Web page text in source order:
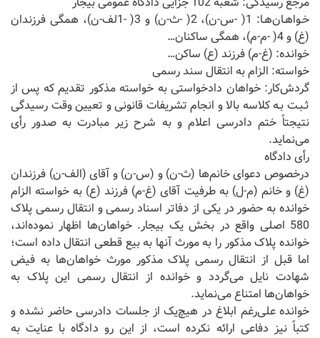
خـواهـان‌هـا: 1( -س-ن)، 2( -ث-ن) و 3( -1لف-ن)، همگی فرزندان
(غ) و 4( -م-م)، همگی ساکنان…
خوانده: (غ-م) فرزند (ع) ساکن…
خواسته: الزام به انتقال سند رسمی
گردش‌کار: خواهان دادخواستی به خواسته مذکور تقدیم که پس از
ثـبـت بـه کلاسه بالا و انجام تشریفات قانونی و تعیین وقت رسیدگی
نتیجتاً ختم دادرسی اعلام و به شرح زیر مبادرت به صدور رأی
می‌نماید.
رأی دادگاه
درخصوص دعوای خانم‌ها (ث-ن) و (س-ن) و آقای (الف-ن) فرزندان
(غ) و خانم (م-ل) به طرفیت آقای (غ-م) فرزند (ع) به خواسته الزام
خوانده به حضور در یکی از دفاتر اسناد رسمی و انتقال رسمی پلاک
580 اصلی واقع در بخش یک بیجار. خواهان‌ها اظهار نموده‌اند،
خوانده پلاک مذکور را به مورث آنها به بیع قطعی انتقال داده است؛
اما قبل از انتقال رسمی پلاک مذکور مورث خواهان‌ها به فیض
شهادت نایل می‌گردد و خوانده از انتقال رسمی این پلاک به
خواهان‌ها امتناع می‌نماید.
خوانده علی‌رغم ابلاغ در هیچ‌یک از جلسات دادرسی حاضر نشده و
کتباً نیز دفاعی ارائه نکرده است، از این رو دادگاه با عنایت به